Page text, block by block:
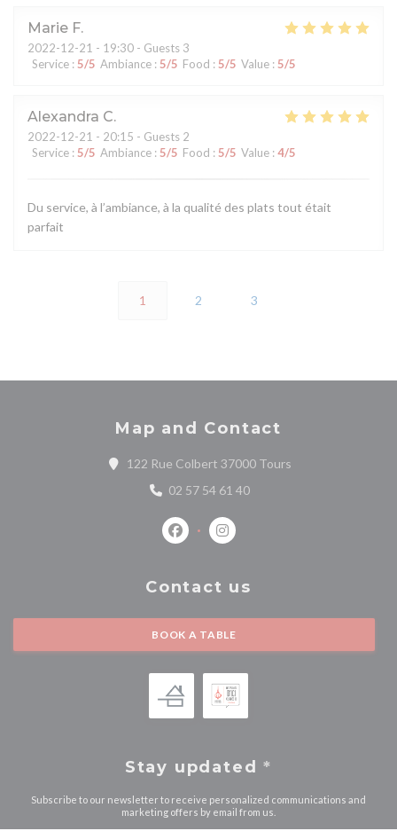
Marie F
2022-12-21 - 19:30 - Guests 3
Service : 5/5 Ambiance : 5/5 Food : 5/5 Value : 5/5
Alexandra C
2022-12-21 - 20:15 - Guests 2
Service : 5/5 Ambiance : 5/5 Food : 5/5 Value : 4/5
Du service, à l’ambiance, à la qualité des plats tout était
parfait
1 2 3
Map and Contact
122 Rue Colbert 37000 Tours((opens in a new
02 57 54 61 40
Facebook ((opens in a new window))
Instagram ((opens in a new
Contact us
BOOK A TABLE
Stay updated*
Subscribe to our newsletter to receive personalized communications and
marketing offers by email from us.